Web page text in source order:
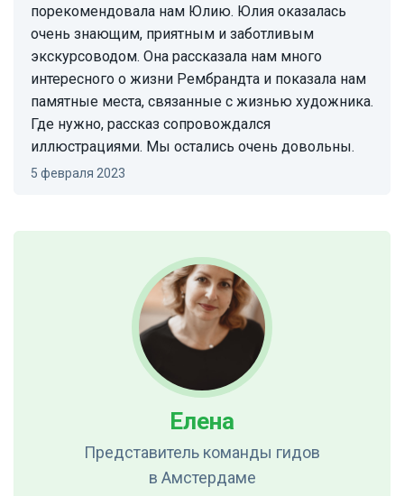
порекомендовала нам Юлию. Юлия оказалась
очень знающим, приятным и заботливым
экскурсоводом. Она рассказала нам много
интересного о жизни Рембрандта и показала нам
памятные места, связанные с жизнью художника.
Где нужно, рассказ сопровождался
иллюстрациями. Мы остались очень довольны.
5 февраля 2023
Елена
Представитель команды гидов
в Амстердаме